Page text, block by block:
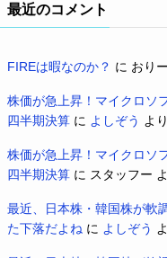
最近のコメント
FIREは暇なのか？ に おり
株価が急上昇！マイクロソ
四半期決算 に よしぞう より
株価が急上昇！マイクロソ
四半期決算 に スタッフー
最近、日本株・韓国株が軟
た下落だよね に よしぞう